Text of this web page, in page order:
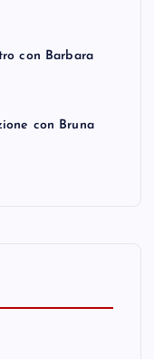
con Barbara
con Bruna